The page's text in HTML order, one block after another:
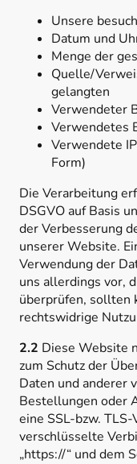
Unsere
Datum und
Menge der
Quelle/
gelangten
Verwendeter
Verwendetes
Verwendete
Form)
Die Verarbeitung
DSGVO auf Basis
der Verbesserung
unserer Website.
Verwendung der
uns allerdings vor,
überprüfen, sollten
rechtswidrige
2.2 Diese Website
zum Schutz der
Daten und anderer
Bestellungen oder
eine SSL-bzw.
verschlüsselte
„https://“ und dem